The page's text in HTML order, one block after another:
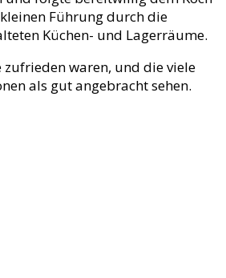
Führung durch die
Küchen- und Lagerräume.
zufrieden waren, und die viele
als gut angebracht sehen.